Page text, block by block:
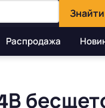
Знайти
Распродажа